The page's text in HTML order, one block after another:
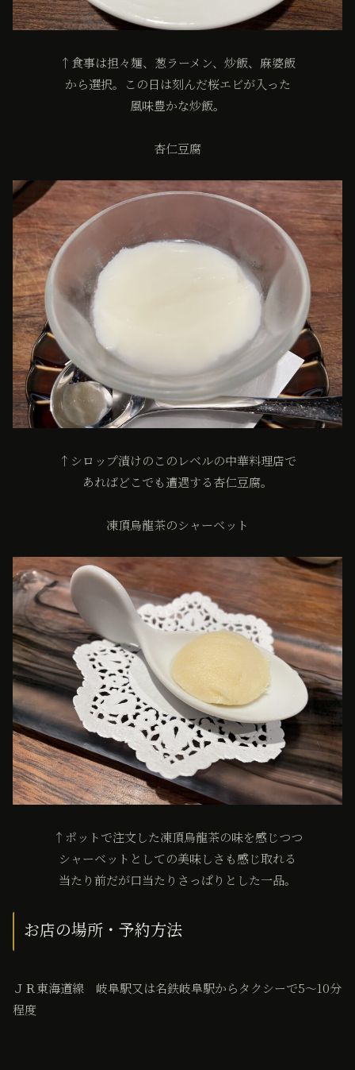
↑食事は担々麺、葱ラーメン、炒飯、麻婆飯
から選択。この日は刻んだ桜エビが入った
風味豊かな炒飯。
杏仁豆腐
↑シロップ漬けのこのレベルの中華料理店で
あればどこでも遭遇する杏仁豆腐。
凍頂烏龍茶のシャーベット
↑ポットで注文した凍頂烏龍茶の味を感じつつ
シャーベットとしての美味しさも感じ取れる
当たり前だが口当たりさっぱりとした一品。
お店の場所・予約方法
ＪＲ東海道線 岐阜駅又は名鉄岐阜駅からタクシーで5〜10分
程度